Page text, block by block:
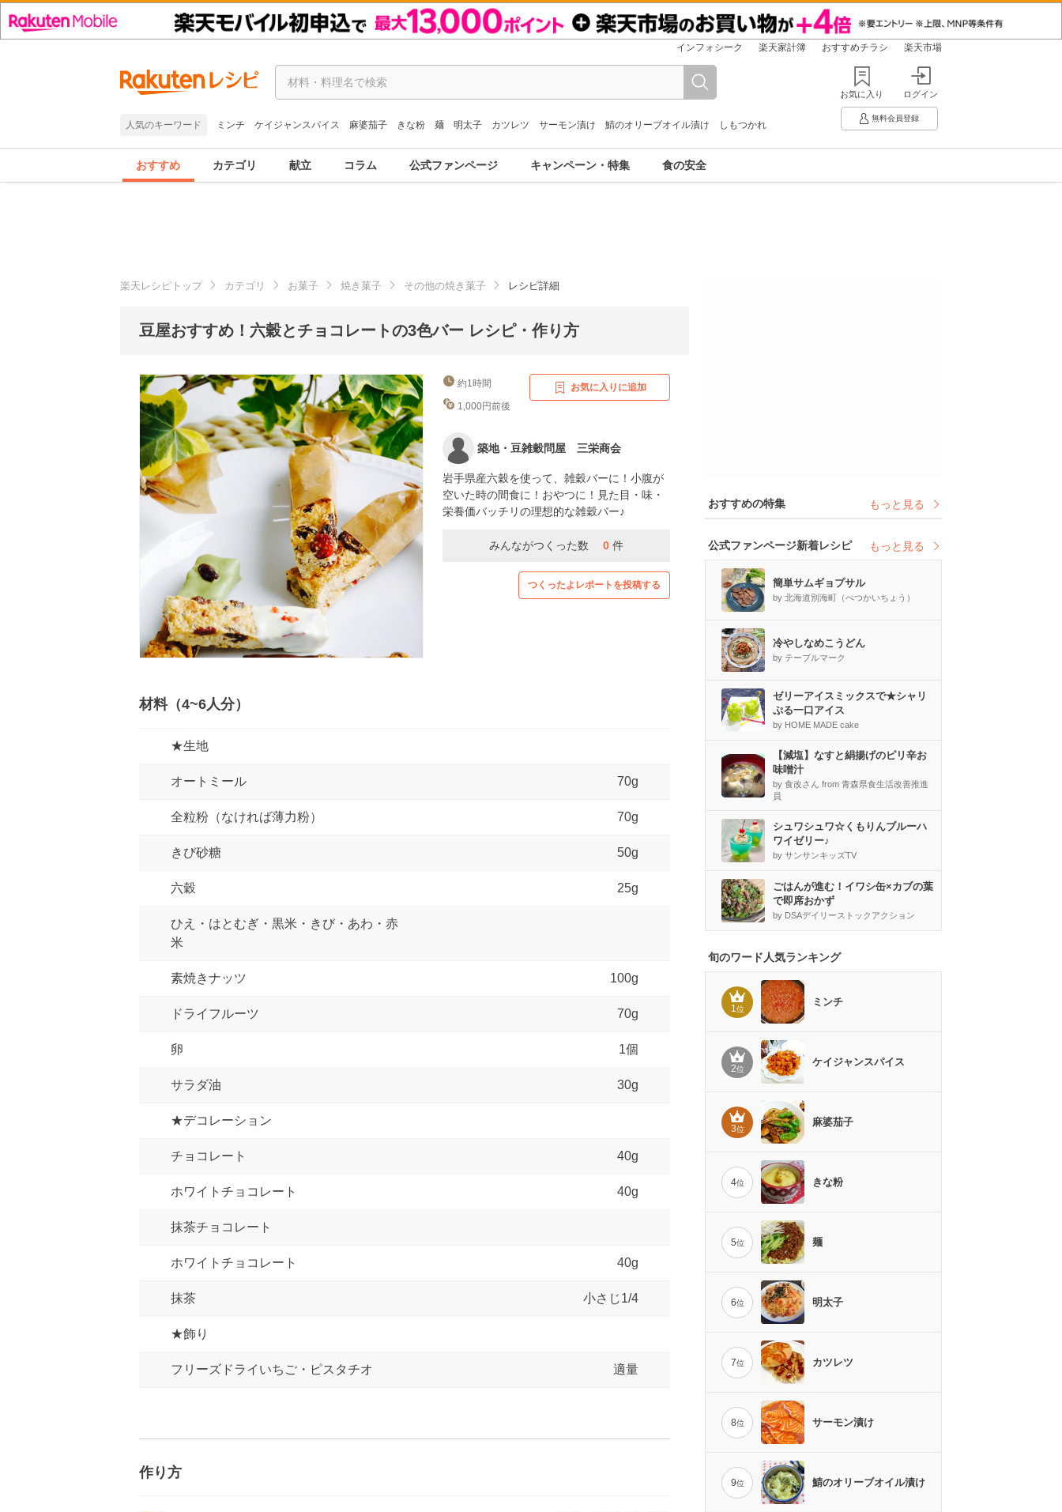
インフォシーク 楽天家計簿 おすすめチラシ 楽天市場
人気のキーワード ミンチ ケイジャンスパイス 麻婆茄子 きな粉 麺 明太子 カツレツ サーモン漬け 鯖のオリーブオイル漬け しもつかれ
お気に入り ログイン
無料会員登録
おすすめ カテゴリ 献立 コラム 公式ファンページ キャンペーン・特集 食の安全
楽天レシピトップ カテゴリ お菓子 焼き菓子 その他の焼き菓子 レシピ詳細
豆屋おすすめ！六穀とチョコレートの3色バー レシピ・作り方
約1時間
1,000円前後
お気に入りに追加
築地・豆雑穀問屋 三栄商会
岩手県産六穀を使って、雑穀バーに！小腹が
空いた時の間食に！おやつに！見た目・味・
栄養価バッチリの理想的な雑穀バー♪
みんながつくった数 0 件
つくったよレポートを投稿する
材料（4~6人分）
★生地
オートミール 70g
全粒粉（なければ薄力粉） 70g
きび砂糖 50g
六穀 25g
ひえ・はとむぎ・黒米・きび・あわ・赤
米
素焼きナッツ 100g
ドライフルーツ 70g
卵 1個
サラダ油 30g
★デコレーション
チョコレート 40g
ホワイトチョコレート 40g
抹茶チョコレート
ホワイトチョコレート 40g
抹茶 小さじ1/4
★飾り
フリーズドライいちご・ピスタチオ 適量
作り方
おすすめの特集 もっと見る
公式ファンページ新着レシピ もっと見る
簡単サムギョプサル
by 北海道別海町（べつかいちょう）
冷やしなめこうどん
by テーブルマーク
ゼリーアイスミックスで★シャリ
ぷる一口アイス
by HOME MADE cake
【減塩】なすと絹揚げのピリ辛お
味噌汁
by 食改さん from 青森県食生活改善推進
員
シュワシュワ☆くもりんブルーハ
ワイゼリー♪
by サンサンキッズTV
ごはんが進む！イワシ缶×カブの葉
で即席おかず
by DSAデイリーストックアクション
旬のワード人気ランキング
1位
ミンチ
2位
ケイジャンスパイス
3位
麻婆茄子
4位 きな粉
5位 麺
6位 明太子
7位 カツレツ
8位 サーモン漬け
9位 鯖のオリーブオイル漬け